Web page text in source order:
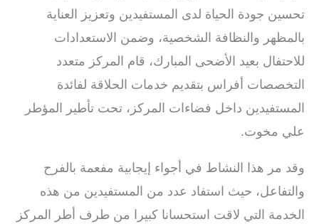
تحسين جودة الحياة لدى المستفيدين وتعزيز العناية
بالمظهر والنظافة الشخصية، وضمن الاستعدادات
للاحتفال بعيد الأضحى المبارك، قام المركز متعدد
التخصصات أفراس بتقديم خدمات الحلاقة لفائدة
المستفيدين داخل فضاءات المركز، تحت تأطير المؤطر
علي مخوت.
وقد مر هذا النشاط في أجواء إيجابية مفعمة بالفرح
والتفاعل، حيث استفاد عدد من المستفيدين من هذه
الخدمة التي لاقت استحسانا كبيرا من طرف أطر المركز